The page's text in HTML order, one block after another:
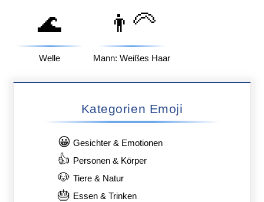
🌊
Welle
👨‍🦳
Mann: Weißes Haar
Kategorien Emoji
😀 Gesichter & Emotionen
👍 Personen & Körper
🐶 Tiere & Natur
🎂 Essen & Trinken